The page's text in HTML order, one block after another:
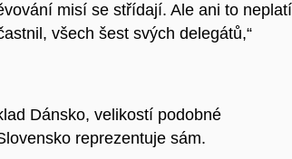
misí se střídají. Ale ani to neplatí
všech šest svých delegátů,“
Dánsko, velikostí podobné
reprezentuje sám.